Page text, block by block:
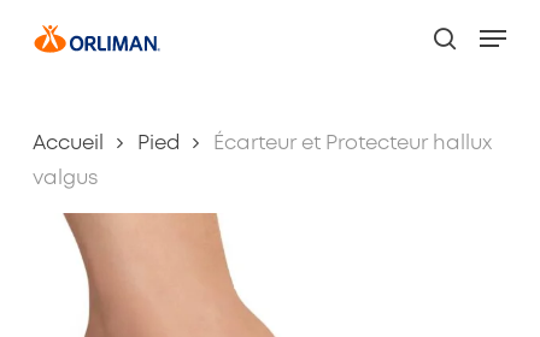
search
Accueil Pied
Écarteur et Protecteur hallux
valgus